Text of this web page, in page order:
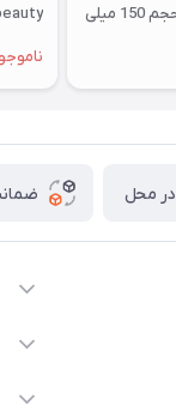
fresh natural حجم 150 میلی
در محل